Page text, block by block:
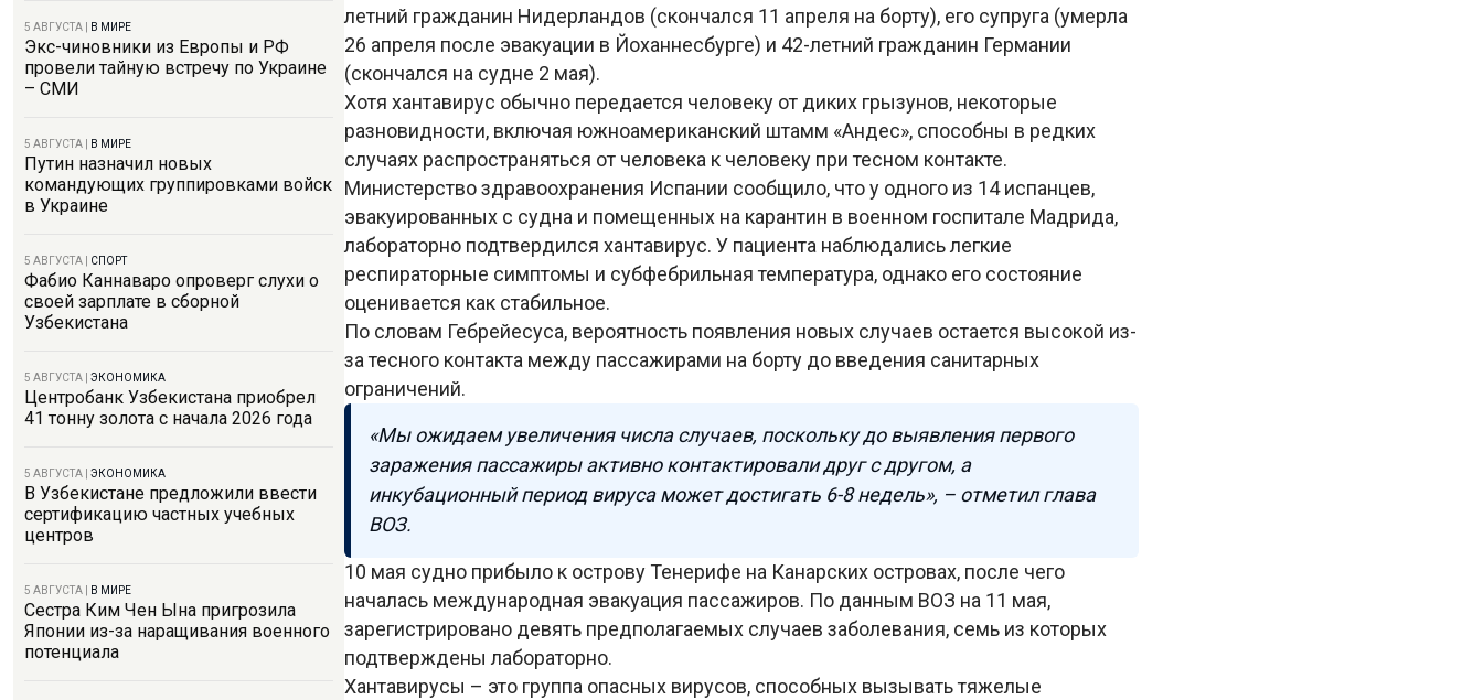
5 АВГУСТА В МИРЕ
Экс-чиновники из Европы и РФ
провели тайную встречу по Украине
– СМИ
5 АВГУСТА В МИРЕ
Путин назначил новых
командующих группировками войск
в Украине
5 АВГУСТА СПОРТ
Фабио Каннаваро опроверг слухи о
своей зарплате в сборной
Узбекистана
5 АВГУСТА ЭКОНОМИКА
Центробанк Узбекистана приобрел
41 тонну золота с начала 2026 года
5 АВГУСТА ЭКОНОМИКА
В Узбекистане предложили ввести
сертификацию частных учебных
центров
5 АВГУСТА В МИРЕ
Сестра Ким Чен Ына пригрозила
Японии из-за наращивания военного
потенциала
летний гражданин Нидерландов (скончался 11 апреля на борту), его супруга (умерла
26 апреля после эвакуации в Йоханнесбурге) и 42-летний гражданин Германии
(скончался на судне 2 мая).
Хотя хантавирус обычно передается человеку от диких грызунов, некоторые
разновидности, включая южноамериканский штамм «Андес», способны в редких
случаях распространяться от человека к человеку при тесном контакте.
Министерство здравоохранения Испании сообщило, что у одного из 14 испанцев,
эвакуированных с судна и помещенных на карантин в военном госпитале Мадрида,
лабораторно подтвердился хантавирус. У пациента наблюдались легкие
респираторные симптомы и субфебрильная температура, однако его состояние
оценивается как стабильное.
По словам Гебрейесуса, вероятность появления новых случаев остается высокой из-
за тесного контакта между пассажирами на борту до введения санитарных
ограничений.
«Мы ожидаем увеличения числа случаев, поскольку до выявления первого
заражения пассажиры активно контактировали друг с другом, а
инкубационный период вируса может достигать 6-8 недель», – отметил глава
ВОЗ.
10 мая судно прибыло к острову Тенерифе на Канарских островах, после чего
началась международная эвакуация пассажиров. По данным ВОЗ на 11 мая,
зарегистрировано девять предполагаемых случаев заболевания, семь из которых
подтверждены лабораторно.
Хантавирусы – это группа опасных вирусов, способных вызывать тяжелые